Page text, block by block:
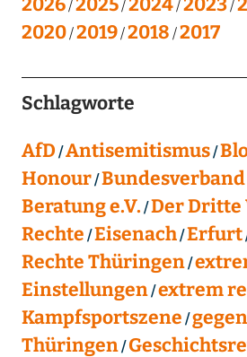
2020 2019 2018 2017
Schlagworte
AfD Antisemitismus
Honour
Beratung e.V. Der Dritte
Rechte Eisenach Erfurt
Rechte Thüringen
Einstellungen extrem
Kampfsportszene
Thüringen